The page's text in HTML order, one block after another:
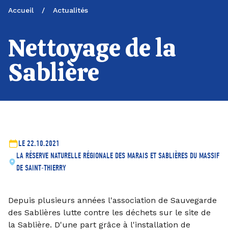
Accueil / Actualités
Nettoyage de la
Sablière
LE 22.10.2021
LA RÉSERVE NATURELLE RÉGIONALE DES MARAIS ET SABLIÈRES DU MASSIF
DE SAINT-THIERRY
Depuis plusieurs années l'association de Sauvegarde
des Sablières lutte contre les déchets sur le site de
la Sablière. D'une part grâce à l'installation de